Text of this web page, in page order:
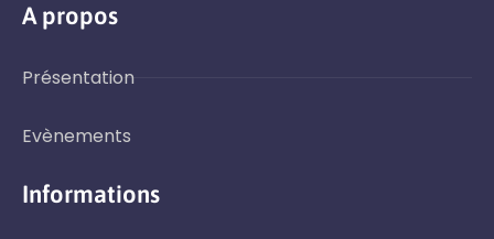
A propos
Présentation
Evènements
Informations